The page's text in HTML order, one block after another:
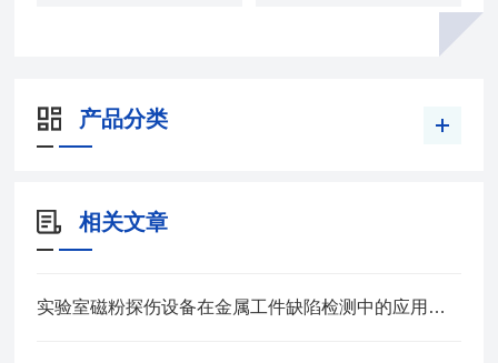
产品分类
相关文章
实验室磁粉探伤设备在金属工件缺陷检测中的应用探析